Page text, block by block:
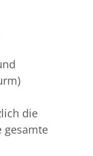
die
gesamte